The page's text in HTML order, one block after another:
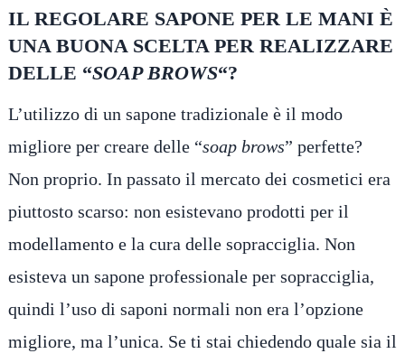
IL REGOLARE SAPONE PER LE MANI È
UNA BUONA SCELTA PER REALIZZARE
DELLE “SOAP BROWS“?
L’utilizzo di un sapone tradizionale è il modo
migliore per creare delle “soap brows” perfette?
Non proprio. In passato il mercato dei cosmetici era
piuttosto scarso: non esistevano prodotti per il
modellamento e la cura delle sopracciglia. Non
esisteva un sapone professionale per sopracciglia,
quindi l’uso di saponi normali non era l’opzione
migliore, ma l’unica. Se ti stai chiedendo quale sia il